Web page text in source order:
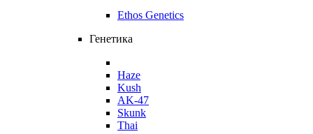
Ethos Genetics
Генетика
Haze
Kush
AK-47
Skunk
Thai